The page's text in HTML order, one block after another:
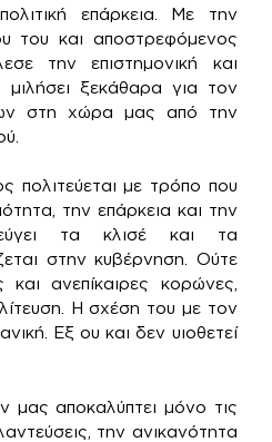
επάρκεια. Με την
του και αποστρεφόμενος
την επιστημονική και
μιλήσει ξεκάθαρα για τον
στη χώρα μας από την
πολιτεύεται με τρόπο που
την επάρκεια και την
τα κλισέ και τα
στην κυβέρνηση. Ούτε
και ανεπίκαιρες κορώνες,
Η σχέση του με τον
Εξ ου και δεν υιοθετεί
μας αποκαλύπτει μόνο τις
την ανικανότητα